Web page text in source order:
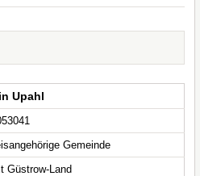
Upahl
Gemeinde
Güstrow-Land